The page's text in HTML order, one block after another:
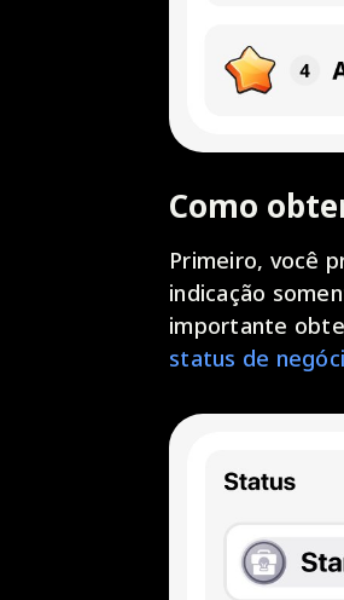
Como
Primeiro, você
indicação
importante
status de